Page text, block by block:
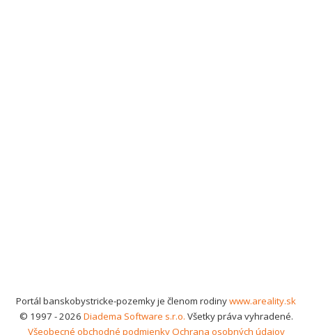
Portál banskobystricke-pozemky je členom rodinywww.areality.sk
© 1997 - 2026 Diadema Software s.r.o. Všetky práva vyhradené.
Všeobecné obchodné podmienkyOchrana osobných údajov